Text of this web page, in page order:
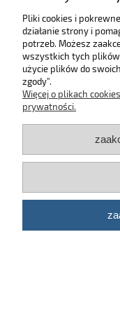
Kosmetyki
Pliki cookies i
działanie strony i
potrzeb. Możesz
wszystkich tych
użycie plików do
zgody".
Więcej o plikach
prywatności.